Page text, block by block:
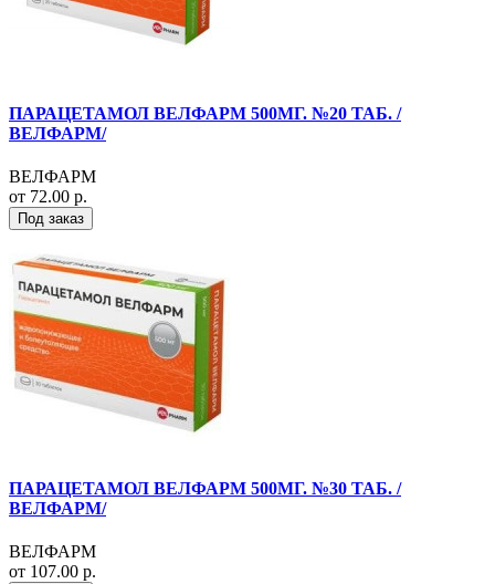
ПАРАЦЕТАМОЛ ВЕЛФАРМ 500МГ. №20 ТАБ. /
ВЕЛФАРМ/
ВЕЛФАРМ
от 72.00 р.
Под заказ
ПАРАЦЕТАМОЛ ВЕЛФАРМ 500МГ. №30 ТАБ. /
ВЕЛФАРМ/
ВЕЛФАРМ
от 107.00 р.